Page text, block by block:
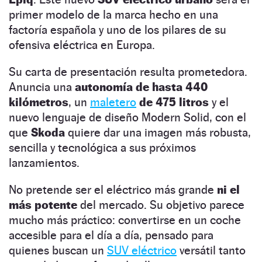
primer modelo de la marca hecho en una
factoría española y uno de los pilares de su
ofensiva eléctrica en Europa.
Su carta de presentación resulta prometedora.
Anuncia una autonomía de hasta 440
kilómetros, un maletero de 475 litros y el
nuevo lenguaje de diseño Modern Solid, con el
que Skoda quiere dar una imagen más robusta,
sencilla y tecnológica a sus próximos
lanzamientos.
No pretende ser el eléctrico más grande ni el
más potente del mercado. Su objetivo parece
mucho más práctico: convertirse en un coche
accesible para el día a día, pensado para
quienes buscan un SUV eléctrico versátil tanto